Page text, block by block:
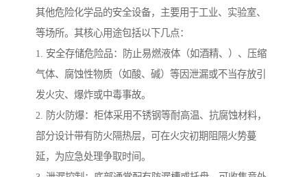
其他危险化学品的安全设备，主要用于工业、实验室、
等场所。其核心用途包括以下几点：
1. 安全存储危险品：防止易燃液体（如酒精、）、压缩
气体、腐蚀性物质（如酸、碱）等因泄漏或不当存放引
发火灾、爆炸或中毒事故。
2. 防火防爆：柜体采用不锈钢等耐高温、抗腐蚀材料，
部分设计带有防火隔热层，可在火灾初期阻隔火势蔓
延，为应急处理争取时间。